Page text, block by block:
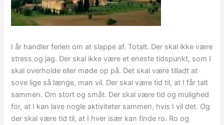
I år handler ferien om at slappe af. Totalt. Der skal ikke være
stress og jag. Der skal ikke være et eneste tidspunkt, som I
skal overholde eller møde op på. Det skal være tilladt at
sove lige så længe, man vil. Der skal være tid til, at I får talt
sammen. Om stort og småt. Der skal være tid og mulighed
for, at I kan lave nogle aktiviteter sammen, hvis I vil det. Og
der skal være tid til, at I hver især kan finde ro. Ro og